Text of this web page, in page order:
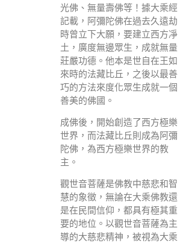
光佛、無量壽佛等！據大乘經
記載，阿彌陀佛在過去久遠劫
時曾立下大願，要建立西方凈
土，廣度無邊眾生，成就無量
莊嚴功德。他本是世自在王如
來時的法藏比丘，之後以最善
巧的方法來度化眾生成就一個
善美的佛國。
成佛後，開始創造了西方極樂
世界，而法藏比丘則成為阿彌
陀佛，為西方極樂世界的教
主。
觀世音菩薩是佛教中慈悲和智
慧的象徵，無論在大乘佛教還
是在民間信仰，都具有極其重
要的地位。以觀世音菩薩為主
導的大慈悲精神，被視為大乘